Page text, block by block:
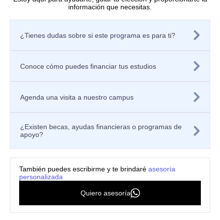
3 semestres
$15.050.000
*El monto de inversión varía
Inscríbete
información que necesitas.
¿Tienes dudas sobre si este programa es para ti?
Conoce cómo puedes financiar tus estudios
Agenda una visita a nuestro campus
¿Existen becas, ayudas financieras o programas de
apoyo?
También puedes escribirme y te brindaré asesoría
personalizada
Quiero asesoría
Celular: +57 300 910 8606
ventanillaunicaicesi@icesi.edu.co
Política de privacidad de los sitios web
Política de Seguridad de la Información
Registra tu PQRSF